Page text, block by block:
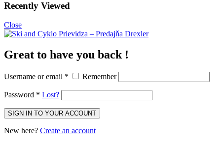
Recently Viewed
Close
Great to have you back !
Username or email * Remember
Password * Lost?
New here? Create an account